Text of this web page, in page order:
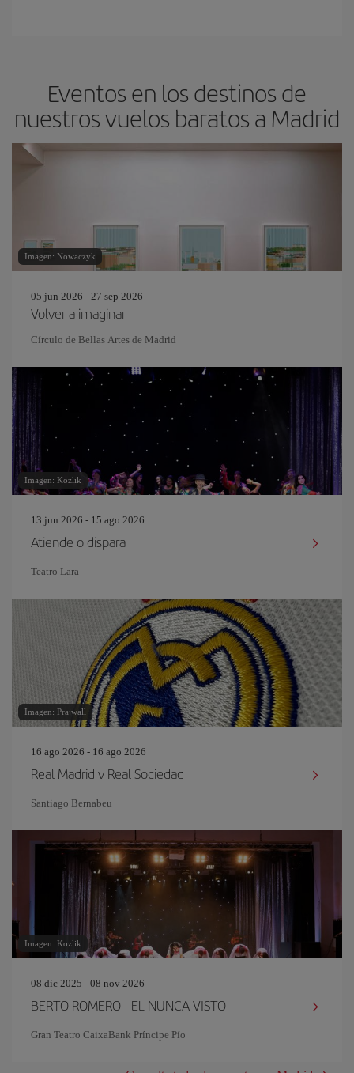
Eventos en los destinos de
nuestros vuelos baratos a Madrid
Imagen: Nowaczyk
05 jun 2026 - 27 sep 2026
Volver a imaginar
Círculo de Bellas Artes de Madrid
Imagen: Kozlik
13 jun 2026 - 15 ago 2026
Atiende o dispara
Teatro Lara
Imagen: Prajwall
16 ago 2026 - 16 ago 2026
Real Madrid v Real Sociedad
Santiago Bernabeu
Imagen: Kozlik
08 dic 2025 - 08 nov 2026
BERTO ROMERO - EL NUNCA VISTO
Gran Teatro CaixaBank Príncipe Pío